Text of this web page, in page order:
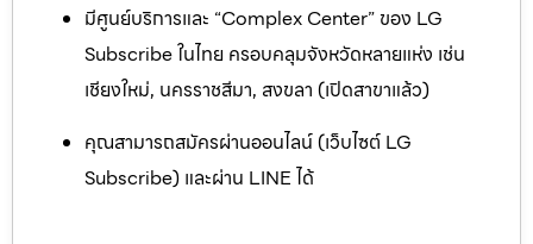
มีศูนย์บริการและ “Complex Center” ของ LG
Subscribe ในไทย ครอบคลุมจังหวัดหลายแห่ง เช่น
เชียงใหม่, นครราชสีมา, สงขลา (เปิดสาขาแล้ว)
คุณสามารถสมัครผ่านออนไลน์ (เว็บไซต์ LG
Subscribe) และผ่าน LINE ได้